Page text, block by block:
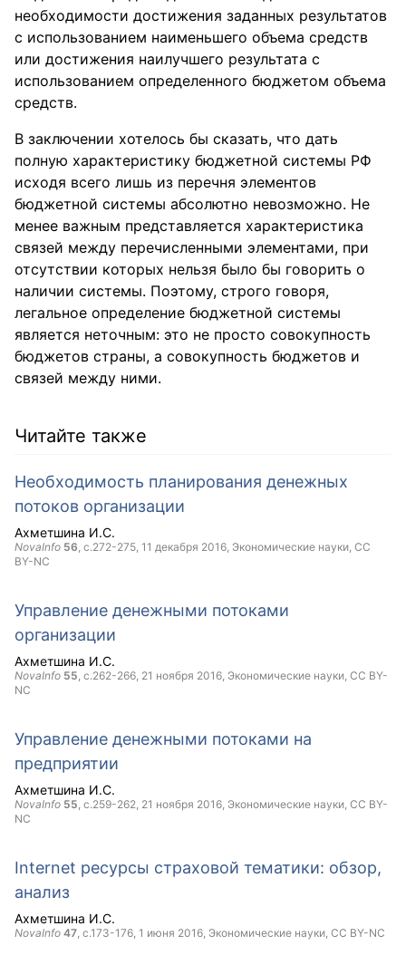
необходимости достижения заданных результатов
с использованием наименьшего объема средств
или достижения наилучшего результата с
использованием определенного бюджетом объема
средств.
В заключении хотелось бы сказать, что дать
полную характеристику бюджетной системы РФ
исходя всего лишь из перечня элементов
бюджетной системы абсолютно невозможно. Не
менее важным представляется характеристика
связей между перечисленными элементами, при
отсутствии которых нельзя было бы говорить о
наличии системы. Поэтому, строго говоря,
легальное определение бюджетной системы
является неточным: это не просто совокупность
бюджетов страны, а совокупность бюджетов и
связей между ними.
Читайте также
Необходимость планирования денежных
потоков организации
Ахметшина И.С.
NovaInfo 56, с.272-275, 11 декабря 2016, Экономические науки, CC
BY-NC
Управление денежными потоками
организации
Ахметшина И.С.
NovaInfo 55, с.262-266, 21 ноября 2016, Экономические науки, CC BY-
NC
Управление денежными потоками на
предприятии
Ахметшина И.С.
NovaInfo 55, с.259-262, 21 ноября 2016, Экономические науки, CC BY-
NC
Internet ресурсы страховой тематики: обзор,
анализ
Ахметшина И.С.
NovaInfo 47, с.173-176, 1 июня 2016, Экономические науки, CC BY-NC